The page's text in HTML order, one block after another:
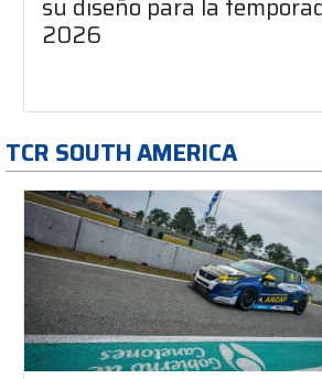
su diseño para la
2026
TCR SOUTH AMERICA